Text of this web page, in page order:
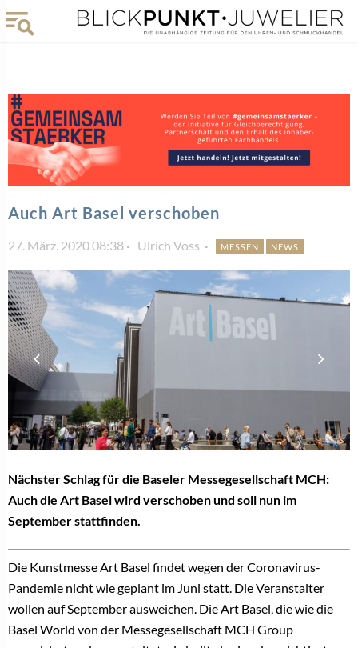
Auch Art Basel verschoben
27. März. 2020 08:38 Ulrich Voss MESSEN NEWS
Nächster Schlag für die Baseler Messegesellschaft MCH:
Auch die Art Basel wird verschoben und soll nun im
September stattfinden.
Die Kunstmesse Art Basel findet wegen der Coronavirus-
Pandemie nicht wie geplant im Juni statt. Die Veranstalter
wollen auf September ausweichen. Die Art Basel, die wie die
Basel World von der Messegesellschaft MCH Group